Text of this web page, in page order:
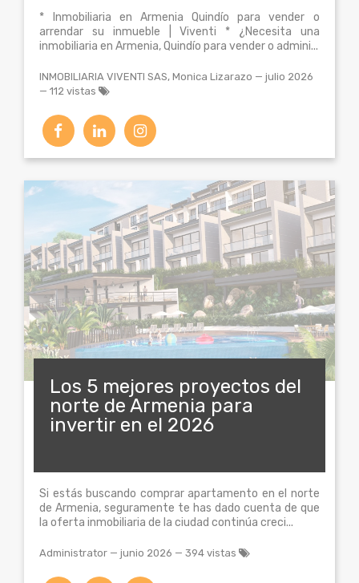
* Inmobiliaria en Armenia Quindío para vender o
arrendar su inmueble | Viventi * ¿Necesita una
inmobiliaria en Armenia, Quindío para vender o admini...
INMOBILIARIA VIVENTI SAS, Monica Lizarazo —julio 2026
— 112 vistas
Los 5 mejores proyectos del
norte de Armenia para
invertir en el 2026
Si estás buscando comprar apartamento en el norte
de Armenia, seguramente te has dado cuenta de que
la oferta inmobiliaria de la ciudad continúa creci...
Administrator —junio 2026 — 394 vistas